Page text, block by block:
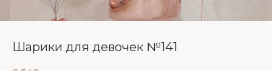
Шарики для девочек №141